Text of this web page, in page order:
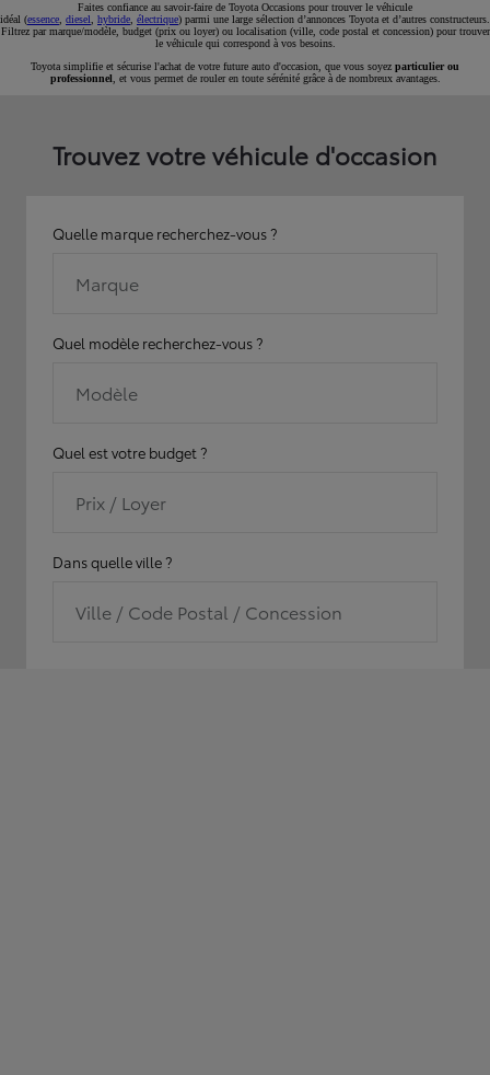
Faites confiance au savoir-faire de Toyota Occasions pour trouver le véhicule
idéal (essence diesel hybride électrique) parmi une large sélection d’annonces Toyota et d’autres constructeurs.
Filtrez par marque/modèle, budget (prix ou loyer) ou localisation (ville, code postal et concession) pour trouver
le véhicule qui correspond à vos besoins.
Toyota simplifie et sécurise l'achat de votre future auto d'occasion, que vous soyez particulier ou
professionnel , et vous permet de rouler en toute sérénité grâce à de nombreux avantages.
Trouvez votre véhicule d'occasion
Quelle marque recherchez-vous ?
Marque
Quel modèle recherchez-vous ?
Modèle
Quel est votre budget ?
Prix / Loyer
Dans quelle ville ?
Ville / Code Postal / Concession